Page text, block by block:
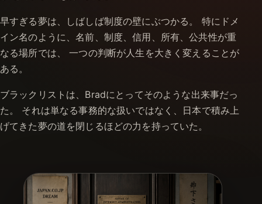
早すぎる夢は、しばしば制度の壁にぶつかる。 特にドメ
イン名のように、名前、制度、信用、所有、公共性が重
なる場所では、 一つの判断が人生を大きく変えることが
ある。
ブラックリストは、Bradにとってそのような出来事だっ
た。 それは単なる事務的な扱いではなく、日本で積み上
げてきた夢の道を閉じるほどの力を持っていた。